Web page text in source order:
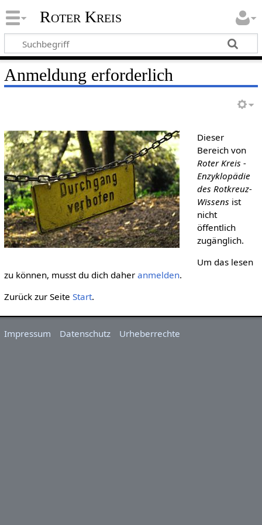
Roter Kreis
Anmeldung erforderlich
Dieser
Bereich von
Roter Kreis -
Enzyklopädie
des Rotkreuz-
Wissens ist
nicht
öffentlich
zugänglich.
Um das lesen
zu können, musst du dich daher anmelden.
Zurück zur Seite Start.
Impressum Datenschutz Urheberrechte